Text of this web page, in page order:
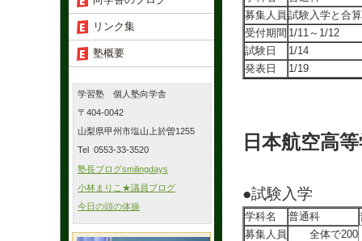
募集人員 試験入学と合算
受付期間 1/11～1/12
試験日
1/14
発表日
1/19
日本航空高
●試験入学
学科名 普通科
募集人員
全体で200
リンク集
塾概要
学習塾 個人塾向学舎
〒404-0042
山梨県甲州市塩山上於曽1255
Tel 0553-33-3520
塾長ブログsmilingdays
小林まりこ★議員ブログ
今日の頭の体操